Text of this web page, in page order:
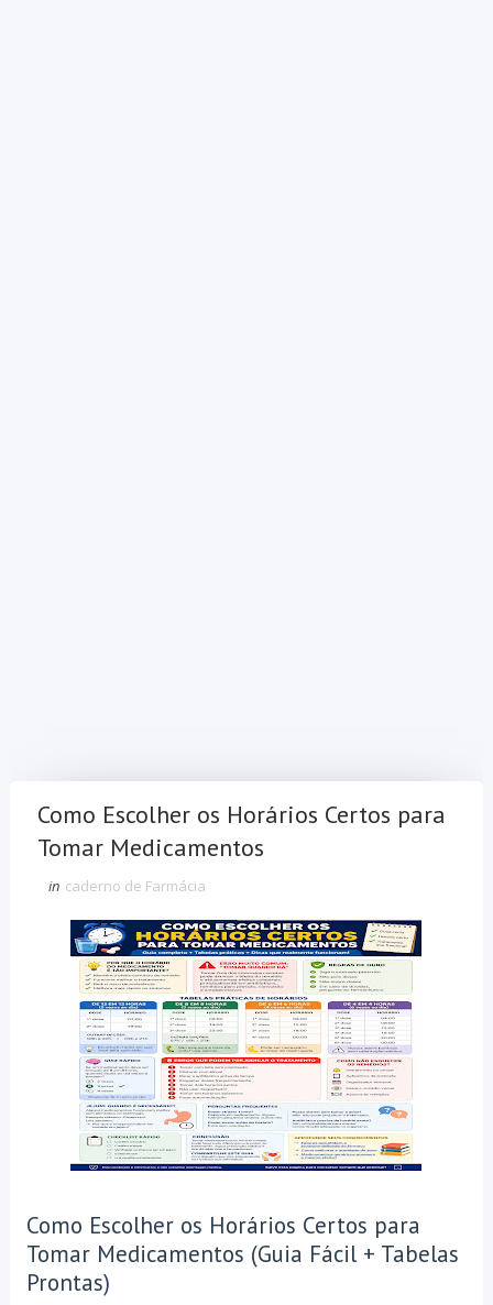
Como Escolher os Horários Certos para
Tomar Medicamentos
in caderno de Farmácia
Como Escolher os Horários Certos para
Tomar Medicamentos (Guia Fácil + Tabelas
Prontas)